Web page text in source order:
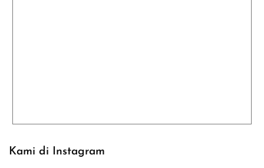
Kami di Instagram